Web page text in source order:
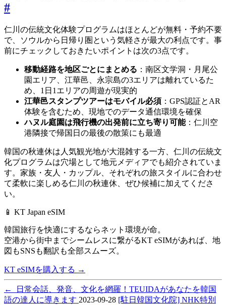
#
仁川の伝統文化体験プログラムはほとんどが無料・予約不要
で、ソウルから日帰り圏という気軽さが最大の利点です。事
前にチェックしておきたいポイントは次の3点です。
移動経路を地区ごとにまとめる ：南区文学洞・月尾公
園エリア、江華邑、永宗島の3エリアは離れているた
め、1日1エリアの周遊が現実的
江華邑スタンプツアーはモバイル必須 ：GPS認証とAR
体験を含むため、現地でのデータ通信環境を確保
ハヌル庭園は飛行機の出発前に立ち寄り可能：仁川空
港隣接で帰国日の最後の散策にも最適
韓国の秋連休は人気観光地が大混雑する一方、仁川の伝統文
化プログラムは穴場として地元メディアでも紹介されていま
す。家族・友人・カップル、それぞれの旅スタイルに合わせ
て柔軟に楽しめる仁川の秋連休、ぜひ候補に加えてくださ
い。
📱 KT Japan eSIM
韓国旅行を快適にするならネット環境が命。
空港から街中までシームレスに繋がるKT eSIMがあれば、 地
図もSNSも翻訳も全部スムーズ。
KT eSIMを購入する →
←
日常会話、発音、文化を網羅！TEUIDAがあなたを韓国
語の達人に導きます 2023-09-28 [駐日韓国文化院] NHK特別